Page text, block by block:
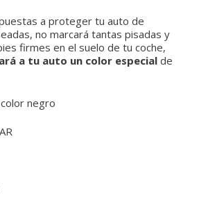
a proteger tu auto de
no marcará tantas pisadas y
firmes en el suelo de tu coche,
a tu auto un color especial de
color negro